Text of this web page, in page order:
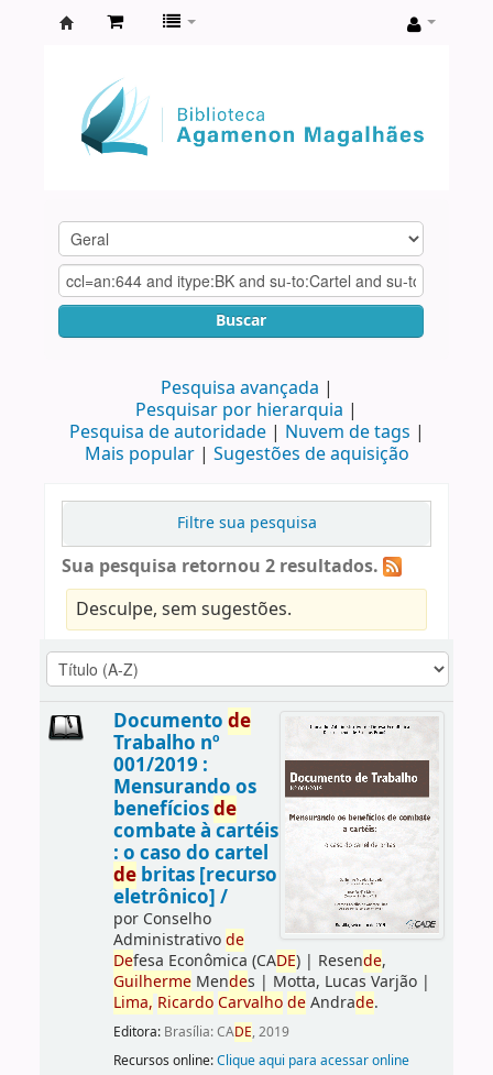
Agamenon
Magalhães
Buscar
Pesquisa avançada
Pesquisar por hierarquia
Pesquisa de autoridade
Nuvem de tags
Mais popular
Sugestões de aquisição
Filtre sua pesquisa
Sua pesquisa retornou 2 resultados.
Desculpe, sem sugestões.
Documento de
Trabalho nº
001/2019 :
Mensurando os
benefíciosde
combate à cartéis
: o caso do cartel
debritas [recurso
eletrônico] /
por Conselho
Administrativode
Defesa Econômica (CADE)| Resende,
GuilhermeMendes | Motta, Lucas Varjão|
Lima, Ricardo Carvalho deAndrade.
Editora: Brasília: CADE, 2019
Recursos online:Clique aqui para acessar online